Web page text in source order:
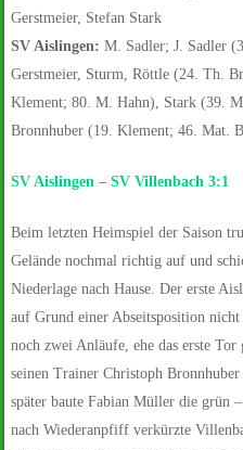
Gerstmeier, Stefan Stark
SV Aislingen: M. Sadler; J. Sadler
Gerstmeier, Sturm, Röttle (24. Th.
Klement; 80. M. Hahn), Stark (39.
Bronnhuber (19. Klement; 46. Mat.
SV Aislingen – SV Villenbach 3:1
Beim letzten Heimspiel der Saison
Gelände nochmal richtig auf und
Niederlage nach Hause. Der erste
auf Grund einer Abseitsposition
noch zwei Anläufe, ehe das erste Tor
seinen Trainer Christoph
später baute Fabian Müller die grün
nach Wiederanpfiff verkürzte